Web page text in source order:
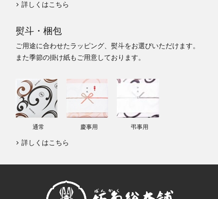
詳しくはこちら
熨斗・梱包
ご用途に合わせたラッピング、熨斗をお選びいただけます。
また季節の掛け紙もご用意しております。
通常 慶事用 弔事用
詳しくはこちら